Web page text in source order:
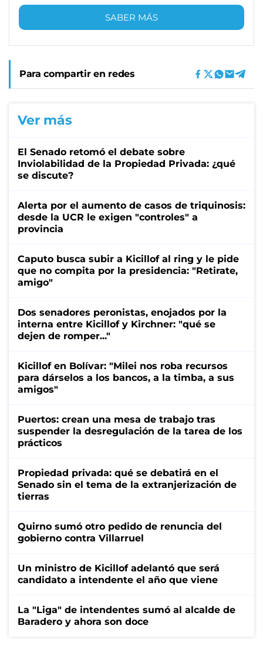
SABER MÁS
Para compartir en redes
Ver más
El Senado retomó el debate sobre
Inviolabilidad de la Propiedad Privada: ¿qué
se discute?
Alerta por el aumento de casos de triquinosis:
desde la UCR le exigen "controles" a
provincia
Caputo busca subir a Kicillof al ring y le pide
que no compita por la presidencia: "Retirate,
amigo"
Dos senadores peronistas, enojados por la
interna entre Kicillof y Kirchner: "qué se
dejen de romper..."
Kicillof en Bolívar: "Milei nos roba recursos
para dárselos a los bancos, a la timba, a sus
amigos"
Puertos: crean una mesa de trabajo tras
suspender la desregulación de la tarea de los
prácticos
Propiedad privada: qué se debatirá en el
Senado sin el tema de la extranjerización de
tierras
Quirno sumó otro pedido de renuncia del
gobierno contra Villarruel
Un ministro de Kicillof adelantó que será
candidato a intendente el año que viene
La "Liga" de intendentes sumó al alcalde de
Baradero y ahora son doce